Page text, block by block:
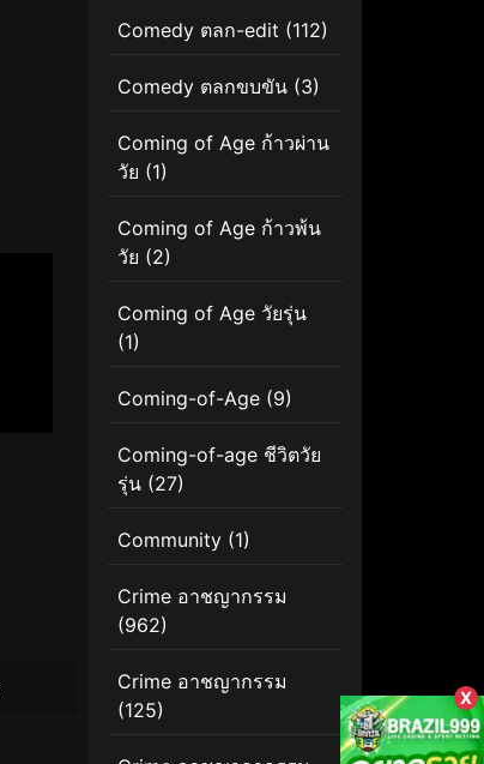
Comedy ตลก-edit (112)
Comedy ตลกขบขัน (3)
Coming of Age ก้าวผ่าน
วัย (1)
Coming of Age ก้าวพ้น
วัย (2)
Coming of Age วัยรุ่น
(1)
Coming-of-Age (9)
Coming-of-age ชีวิตวัย
รุ่น (27)
Community (1)
Crime อาชญากรรม
(962)
Crime อาชญากรรม
(125)
X